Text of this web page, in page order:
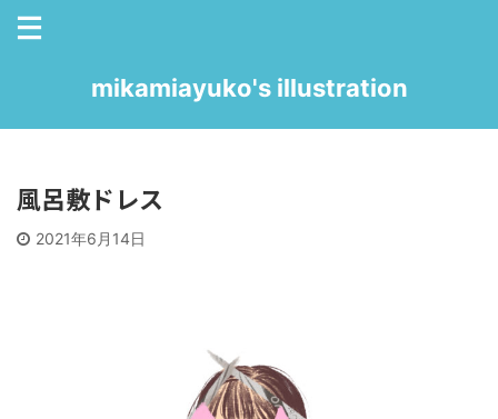
mikamiayuko's illustration
風呂敷ドレス
2021年6月14日